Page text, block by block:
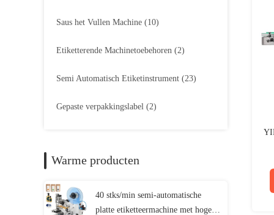
Saus het Vullen Machine (10)
Etiketterende Machinetoebehoren (2)
Semi Automatisch Etiketinstrument (23)
Gepaste verpakkingslabel (2)
Warme producten
40 stks/min semi-automatische
platte etiketteermachine met hoge